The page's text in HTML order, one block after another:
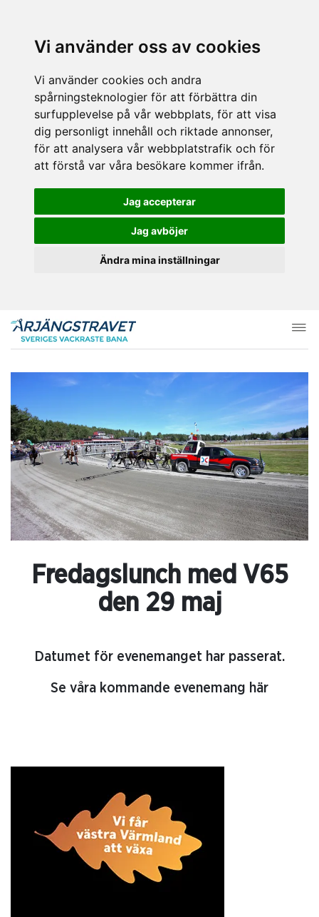
Vi använder oss av cookies
Vi använder cookies och andra
spårningsteknologier för att förbättra din
surfupplevelse på vår webbplats, för att visa
dig personligt innehåll och riktade annonser,
för att analysera vår webbplatstrafik och för
att förstå var våra besökare kommer ifrån.
Jag accepterar
Jag avböjer
Ändra mina inställningar
Fredagslunch med V65
den 29 maj
Datumet för evenemanget har passerat.
Se våra kommande evenemang här